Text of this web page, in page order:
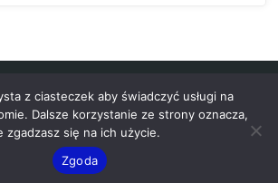
© 2020-2026 apartamentustrzycki.pl
z ciasteczek aby świadczyć usługi na
Dalsze korzystanie ze strony oznacza,
zgadzasz się na ich użycie.
Zgoda